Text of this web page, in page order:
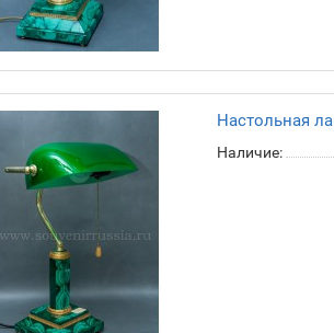
Настольная
Наличие: